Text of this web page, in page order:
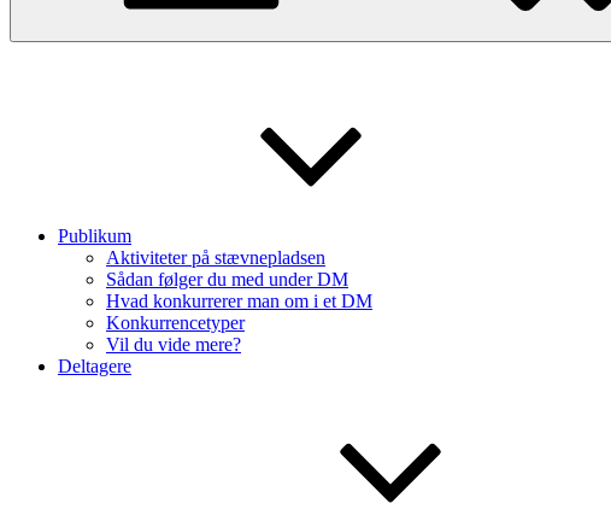
Publikum
Aktiviteter på stævnepladsen
Sådan følger du med under DM
Hvad konkurrerer man om i et DM
Konkurrencetyper
Vil du vide mere?
Deltagere